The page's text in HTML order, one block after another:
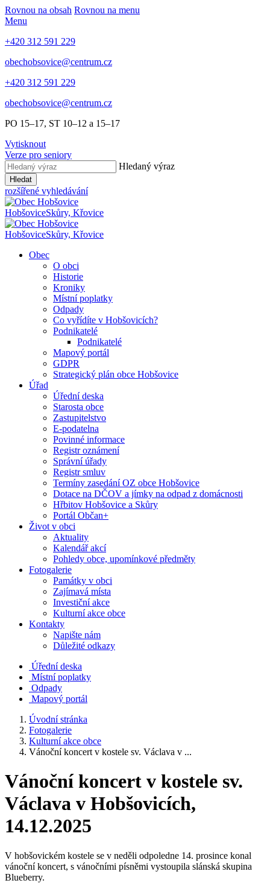
Rovnou na obsah Rovnou na menu
Menu
+420 312 591 229
obechobsovice@centrum.cz
+420 312 591 229
obechobsovice@centrum.cz
PO 15–17, ST 10–12 a 15–17
Vytisknout
Verze pro seniory
Hledaný výraz
Hledat
rozšířené vyhledávání
HobšoviceSkůry, Křovice
HobšoviceSkůry, Křovice
Obec
O obci
Historie
Kroniky
Místní poplatky
Odpady
Co vyřídíte v Hobšovicích?
Podnikatelé
Podnikatelé
Mapový portál
GDPR
Strategický plán obce Hobšovice
Úřad
Úřední deska
Starosta obce
Zastupitelstvo
E-podatelna
Povinné informace
Registr oznámení
Správní úřady
Registr smluv
Termíny zasedání OZ obce Hobšovice
Dotace na DČOV a jímky na odpad z domácnosti
Hřbitov Hobšovice a Skůry
Portál Občan+
Život v obci
Aktuality
Kalendář akcí
Pohledy obce, upomínkové předměty
Fotogalerie
Památky v obci
Zajímavá místa
Investiční akce
Kulturní akce obce
Kontakty
Napište nám
Důležité odkazy
Úřední deska
Místní poplatky
Odpady
Mapový portál
Úvodní stránka
Fotogalerie
Kulturní akce obce
Vánoční koncert v kostele sv. Václava v ...
Vánoční koncert v kostele sv.
Václava v Hobšovicích,
14.12.2025
V hobšovickém kostele se v neděli odpoledne 14. prosince konal
vánoční koncert, s vánočními písněmi vystoupila slánská skupina
Blueberry.